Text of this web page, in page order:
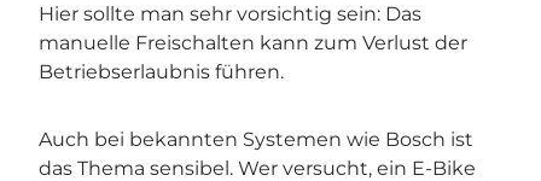
Hier sollte man sehr vorsichtig sein: Das
manuelle Freischalten kann zum Verlust der
Betriebserlaubnis führen.
Auch bei bekannten Systemen wie Bosch ist
das Thema sensibel. Wer versucht, ein E-Bike